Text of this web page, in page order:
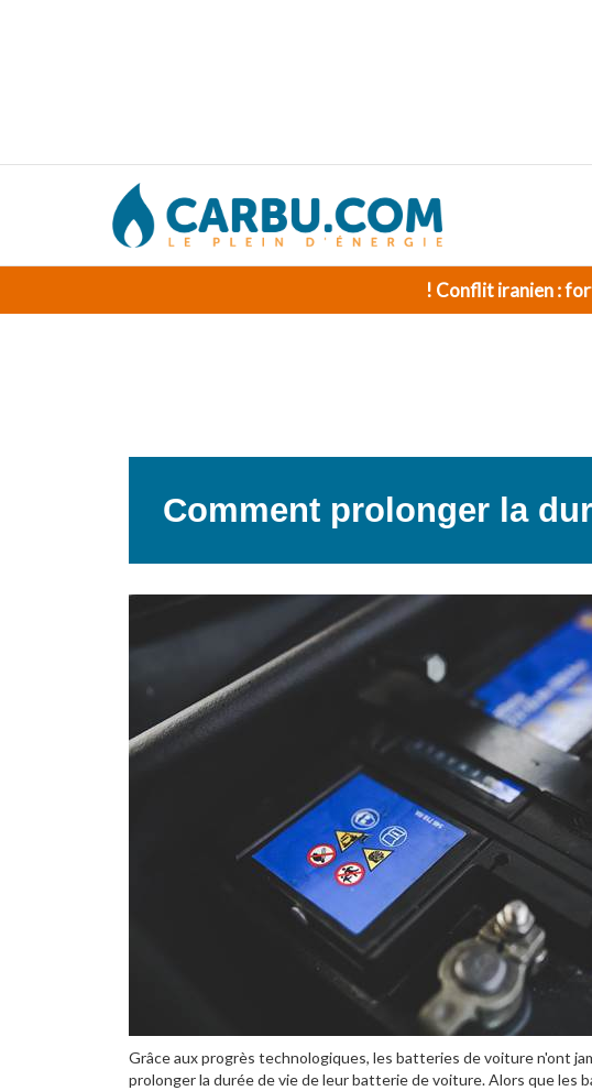
! Conflit iranien :
Comment prolonger la
Grâce aux progrès technologiques, les batteries de voiture n'ont
prolonger la durée de vie de leur batterie de voiture. Alors que les